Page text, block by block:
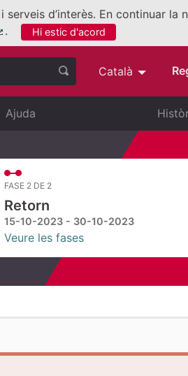
d’interès. En continuar la
(Enllaç extern)
. Hi estic d'acord
Català Triar la
Ajuda
FASE 2 DE 2
Retorn
15-10-2023 - 30-10-2023
Veure les fases